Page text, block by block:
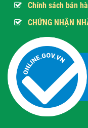
Chính sách bán
CHỨNG NHẬN